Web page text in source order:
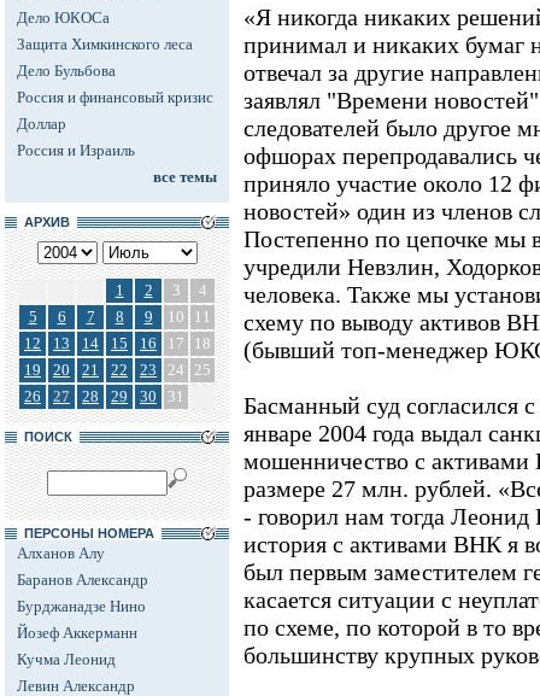
Дело ЮКОСа
Защита Химкинского леса
Дело Бульбова
Россия и финансовый кризис
Доллар
Россия и Израиль
все темы
АРХИВ
1 2 3
4
5
6 7 8 9 10
11
12
13 14 15 16 17
18
19
20 21 22 23 24 25
26
27 28 29 30 31
ПОИСК
ПЕРСОНЫ НОМЕРА
Алханов Алу
Баранов Александр
Бурджанадзе Нино
Йозеф Аккерманн
Кучма Леонид
Левин Александр
«Я никогда никаких
принимал и никаких
отвечал за другие
заявлял "Времени
следователей было другое
офшорах перепродавались
приняло участие около 12
новостей» один из членов
Постепенно по цепочке мы
учредили Невзлин,
человека. Также мы
схему по выводу активов
(бывший топ-менеджер
Басманный суд согласился
январе 2004 года выдал
мошенничество с активами
размере 27 млн. рублей.
- говорил нам тогда Леонид
история с активами ВНК я
был первым заместителем
касается ситуации с
по схеме, по которой в то
большинству крупных